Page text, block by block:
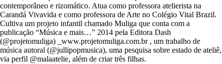
contemporâneo e rizomático. Atua como professora atelierista na
Carandá Vivavida e como professora de Arte no Colégio Vital Brazil.
Cultiva um projeto infantil chamado Muliga que conta com a
publicação “Música e mais…” 2014 pela Editora Dash
(@projetomuliga) _www.projetomuliga.com.br , um trabalho de
música autoral (@jullipopmusica), uma pesquisa sobre estado de ateliê,
via perfil @malaatelie, além de criar três filhas.